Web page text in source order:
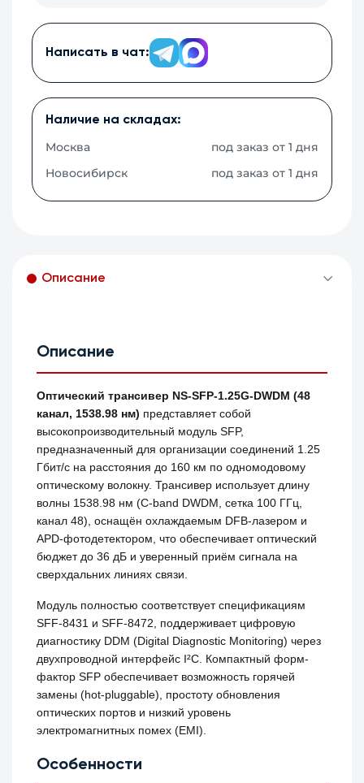
Написать в чат:
Наличие на складах:
Москва
под заказ от 1 дня
Новосибирск
под заказ от 1 дня
Описание
Описание
Оптический трансивер NS-SFP-1.25G-DWDM (48
канал, 1538.98 нм) представляет собой
высокопроизводительный модуль SFP,
предназначенный для организации соединений 1.25
Гбит/с на расстояния до 160 км по одномодовому
оптическому волокну. Трансивер использует длину
волны 1538.98 нм (C-band DWDM, сетка 100 ГГц,
канал 48), оснащён охлаждаемым DFB-лазером и
APD-фотодетектором, что обеспечивает оптический
бюджет до 36 дБ и уверенный приём сигнала на
сверхдальних линиях связи.
Модуль полностью соответствует спецификациям
SFF-8431 и SFF-8472, поддерживает цифровую
диагностику DDM (Digital Diagnostic Monitoring) через
двухпроводной интерфейс I²C. Компактный форм-
фактор SFP обеспечивает возможность горячей
замены (hot-pluggable), простоту обновления
оптических портов и низкий уровень
электромагнитных помех (EMI).
Особенности